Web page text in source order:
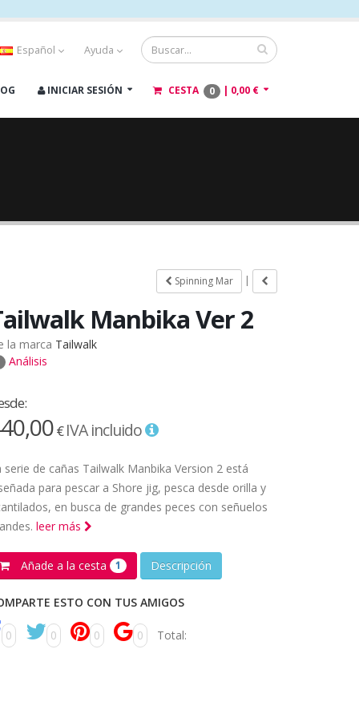
Español Ayuda
INICIAR SESIÓN CESTA 0 | 0,00 €
Spinning Mar |
Manbika Ver 2
la marca Tailwalk
Análisis
€IVA incluido
serie de cañas Tailwalk Manbika Version 2 está
para pescar a Shore jig, pesca desde orilla y
en busca de grandes peces con señuelos
leer más
Añade a la cesta 1 Descripción
ESTO CON TUS AMIGOS
0 0 0 0 Total: